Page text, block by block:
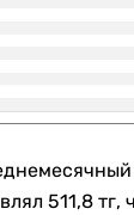
511,8 тг,